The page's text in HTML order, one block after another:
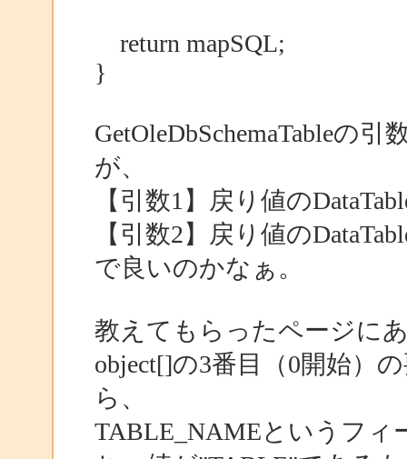
return mapSQL;
}
GetOleDbSchemaTableの
が、
【引数1】戻り値の
【引数2】戻り値の
で良いのかなぁ。
教えてもらったページに
object[]の3番目（0開始）
ら、
TABLE_NAMEというフィ